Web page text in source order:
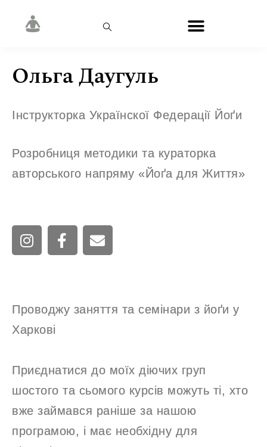
Ольга Даугуль
Інструкторка Українскої Федерації Йоґи
Розробниця методики та кураторка
авторського напряму «Йоґа для Життя»
Проводжу заняття та семінари з йоґи у
Харкові
Приєднатися до моїх діючих груп
шостого та сьомого курсів можуть ті, хто
вже займався раніше за нашою
програмою, і має необхідну для